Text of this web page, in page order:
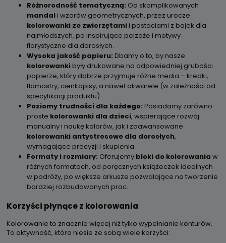
Różnorodność tematyczną: Od skomplikowanych
mandal i wzorów geometrycznych, przez urocze
kolorowanki ze zwierzętami i postaciami z bajek dla
najmłodszych, po inspirujące pejzaże i motywy
florystyczne dla dorosłych.
Wysoka jakość papieru: Dbamy o to, by nasze
kolorowanki były drukowane na odpowiedniej grubości
papierze, który dobrze przyjmuje różne media – kredki,
flamastry, cienkopisy, a nawet akwarele (w zależności od
specyfikacji produktu).
Poziomy trudności dla każdego: Posiadamy zarówno
proste kolorowanki dla dzieci, wspierające rozwój
manualny i naukę kolorów, jak i zaawansowane
kolorowanki antystresowe dla dorosłych,
wymagające precyzji i skupienia.
Formaty i rozmiary: Oferujemy bloki do kolorowania w
różnych formatach, od poręcznych książeczek idealnych
w podróży, po większe arkusze pozwalające na tworzenie
bardziej rozbudowanych prac.
Korzyści płynące z kolorowania
Kolorowanie to znacznie więcej niż tylko wypełnianie konturów.
To aktywność, która niesie ze sobą wiele korzyści: